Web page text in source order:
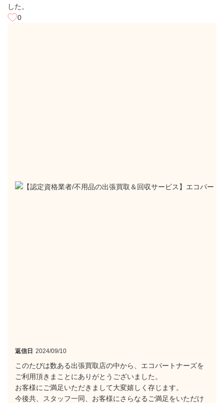
した。
0
返信日 2024/09/10
このたびは数ある出張買取店の中から、エコパートナーズを
ご利用頂きまことにありがとうございました。
お客様にご満足いただきまして大変嬉しく存じます。
今後共、スタッフ一同、お客様にさらなるご満足をいただけ